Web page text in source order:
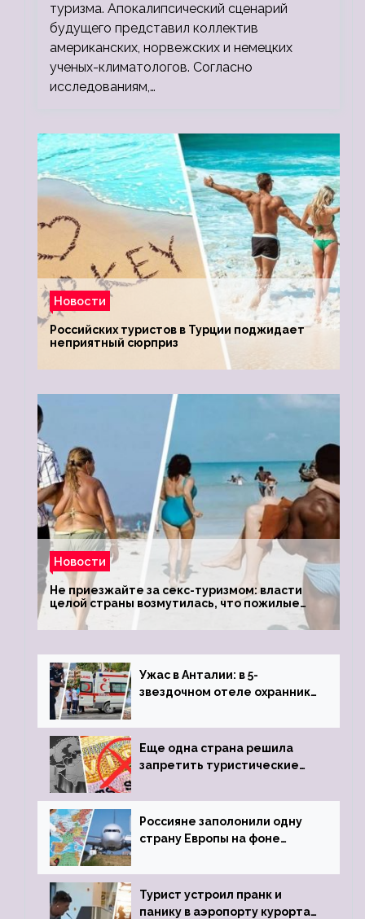
туризма. Апокалипсический сценарий
будущего представил коллектив
американских, норвежских и немецких
ученых-климатологов. Согласно
исследованиям,…
Новости
Российских туристов в Турции поджидает
неприятный сюрприз
Новости
Не приезжайте за секс-туризмом: власти
целой страны возмутилась, что пожилые
туристки массово едут к ним, чтобы
обзавестись молодыми любовниками
Ужас в Анталии: в 5-
звездочном отеле охранник
пистолета
Еще одна страна решила
запретить туристические
Россияне заполонили одну
страну Европы на фоне
виз
Турист устроил пранк и
панику в аэропорту курорта,